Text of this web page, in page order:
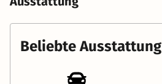
Beliebte Ausstattung